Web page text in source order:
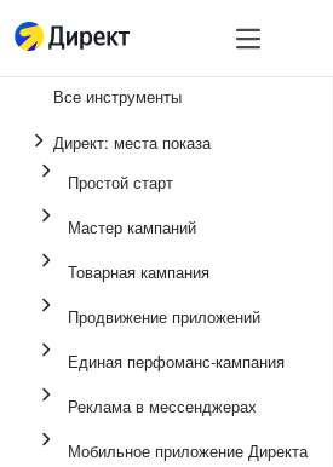
Инструменты
Все инструменты
Директ: места показа
Простой старт
Мастер кампаний
Товарная кампания
Продвижение приложений
Единая перфоманс-кампания
Реклама в мессенджерах
Мобильное приложение Директа